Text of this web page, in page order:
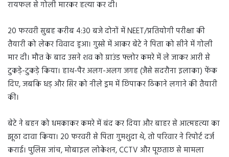
रायफल से गोली मारकर हत्या कर दी।
20 फरवरी सुबह करीब 4:30 बजे दोनों में NEET/प्रतियोगी परीक्षा की
तैयारी को लेकर विवाद हुआ। गुस्से में आकर बेटे ने पिता को सीने में गोली
मार दी। मौत के बाद उसने शव को ग्राउंड फ्लोर कमरे में ले जाकर आरी से
टुकड़े-टुकड़े किया। हाथ-पैर अलग-अलग जगह (जैसे सदरौना इलाका) फेंक
दिए, जबकि धड़ और सिर को नीले ड्रम में छिपाकर ठिकाने लगाने की तैयारी
की।
बेटे ने बहन को धमकाकर कमरे में बंद कर दिया और बाहर से आत्महत्या का
झूठा दावा किया। 20 फरवरी से पिता गुमशुदा थे, तो परिवार ने रिपोर्ट दर्ज
कराई। पुलिस जांच, मोबाइल लोकेशन, CCTV और पूछताछ से मामला